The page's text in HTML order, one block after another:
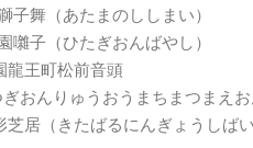
あたまのししまい）
ひたぎおんばやし）
前音頭
おうまちまつまえおん
るにんぎょうしばい